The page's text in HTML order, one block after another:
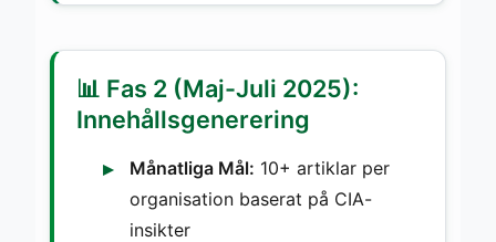
📊 Fas 2 (Maj-Juli 2025):
Innehållsgenerering
Månatliga Mål: 10+ artiklar per
organisation baserat på CIA-
insikter